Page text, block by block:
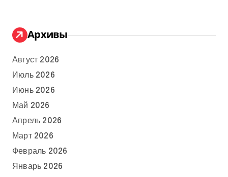
Архивы
Август 2026
Июль 2026
Июнь 2026
Май 2026
Апрель 2026
Март 2026
Февраль 2026
Январь 2026